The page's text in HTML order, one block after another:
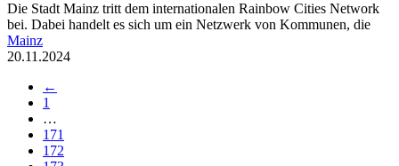
Die Stadt Mainz tritt dem internationalen Rainbow Cities Network
bei. Dabei handelt es sich um ein Netzwerk von Kommunen, die
Mainz
20.11.2024
←
1
…
171
172